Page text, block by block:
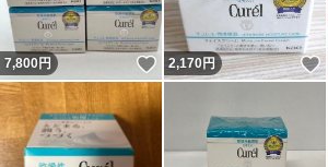
7,800円 いいね！
2,170円